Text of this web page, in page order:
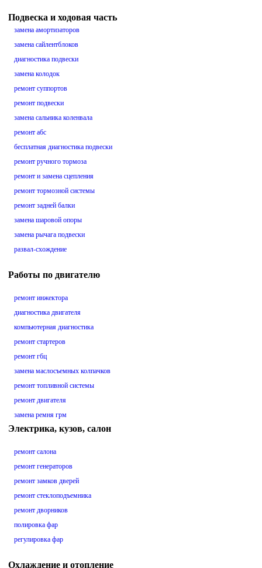
Подвеска и ходовая часть
замена амортизаторов
замена сайлентблоков
диагностика подвески
замена колодок
ремонт суппортов
ремонт подвески
замена сальника коленвала
ремонт абс
бесплатная диагностика подвески
ремонт ручного тормоза
ремонт и замена сцепления
ремонт тормозной системы
ремонт задней балки
замена шаровой опоры
замена рычага подвески
развал-схождение
Работы по двигателю
ремонт инжектора
диагностика двигателя
компьютерная диагностика
ремонт стартеров
ремонт гбц
замена маслосъемных колпачков
ремонт топливной системы
ремонт двигателя
замена ремня грм
Электрика, кузов, салон
ремонт салона
ремонт генераторов
ремонт замков дверей
ремонт стеклоподъемника
ремонт дворников
полировка фар
регулировка фар
Охлаждение и отопление